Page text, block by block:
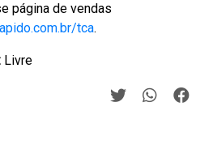
página de vendas
tca.
Livre